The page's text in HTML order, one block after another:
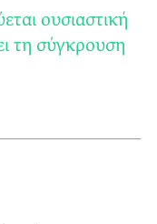
ουσιαστική
τη σύγκρουση